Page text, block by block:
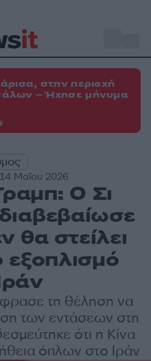
στην περιοχή
– Ήχησε μήνυμα
Μαΐου 2026
Ο Σι
θα στείλει
εξοπλισμό
τη θέληση να
των εντάσεων στη
ότι η Κίνα
όπλων στο Ιράν